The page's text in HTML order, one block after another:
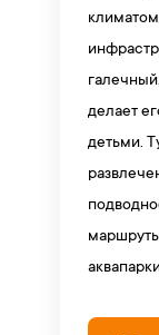
делает
детьми.